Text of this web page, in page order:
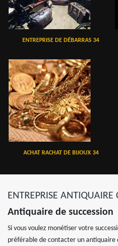
ENTREPRISE DE DÉBARRAS 34
ACHAT RACHAT DE BIJOUX 34
ENTREPRISE
Antiquaire de succession
Si vous voulez monétiser votre
préférable de contacter un antiquaire